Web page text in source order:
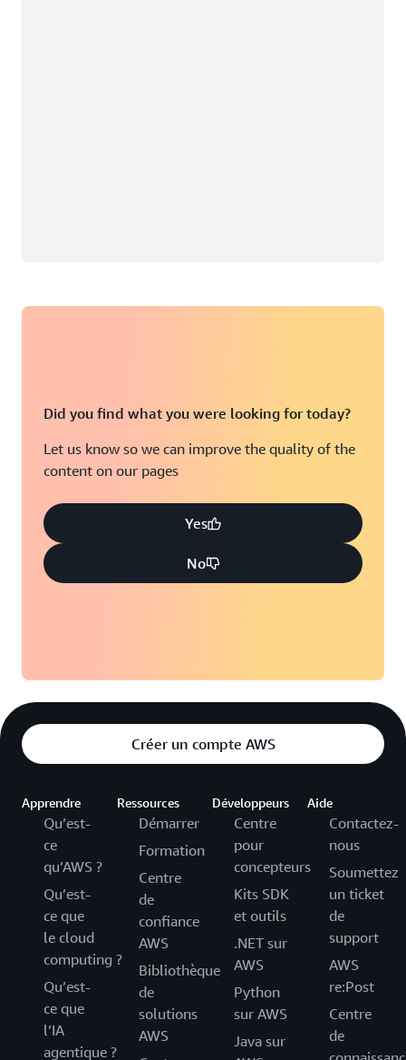
Did you find what you were looking for today?
Let us know so we can improve the quality of the
content on our pages
Yes
No
Créer un compte AWS
Apprendre
Qu’est-
ce
qu’AWS ?
Qu’est-
ce que
le cloud
computing ?
Qu’est-
ce que
l’IA
agentique ?
Ressources
Démarrer
Formation
Centre
de
confiance
AWS
Bibliothèque
de
solutions
AWS
Développeurs
Centre
pour
concepteurs
Kits SDK
et outils
.NET sur
AWS
Python
sur AWS
Java sur
Aide
Contactez-
nous
Soumettez
un ticket
de
support
AWS
re:Post
Centre
de